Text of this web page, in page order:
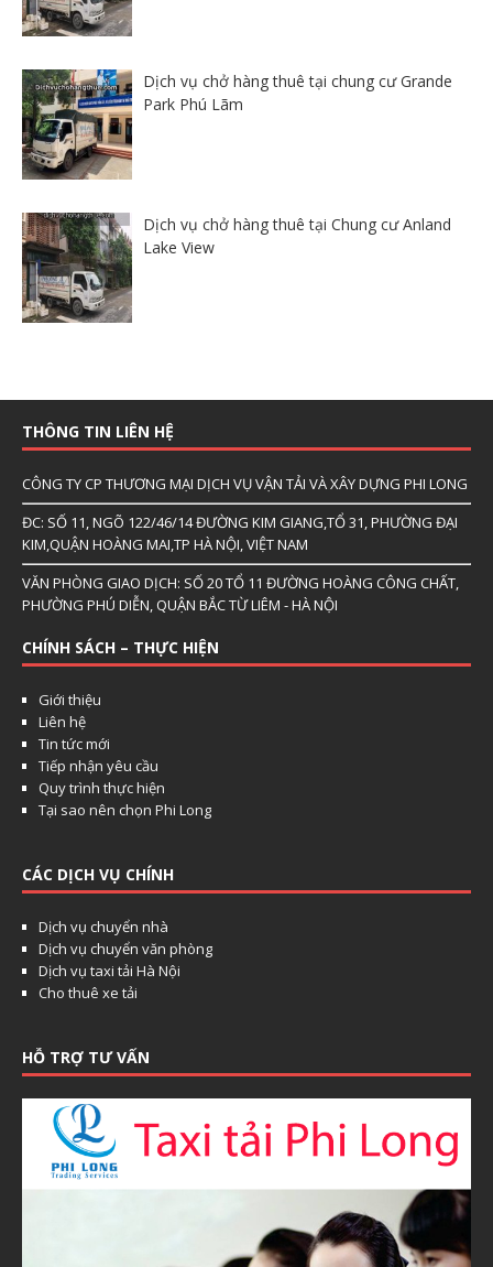
Dịch vụ chở hàng thuê tại chung cư Grande
Park Phú Lãm
Dịch vụ chở hàng thuê tại Chung cư Anland
Lake View
THÔNG TIN LIÊN HỆ
CÔNG TY CP THƯƠNG MẠI DỊCH VỤ VẬN TẢI VÀ XÂY DỰNG PHI LONG
ĐC: SỐ 11, NGÕ 122/46/14 ĐƯỜNG KIM GIANG,TỔ 31, PHƯỜNG ĐẠI
KIM,QUẬN HOÀNG MAI,TP HÀ NỘI, VIỆT NAM
VĂN PHÒNG GIAO DỊCH: SỐ 20 TỔ 11 ĐƯỜNG HOÀNG CÔNG CHẤT,
PHƯỜNG PHÚ DIỄN, QUẬN BẮC TỪ LIÊM - HÀ NỘI
CHÍNH SÁCH – THỰC HIỆN
Giới thiệu
Liên hệ
Tin tức mới
Tiếp nhận yêu cầu
Quy trình thực hiện
Tại sao nên chọn Phi Long
CÁC DỊCH VỤ CHÍNH
Dịch vụ chuyển nhà
Dịch vụ chuyển văn phòng
Dịch vụ taxi tải Hà Nội
Cho thuê xe tải
HỖ TRỢ TƯ VẤN